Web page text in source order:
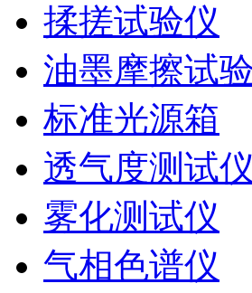
揉搓试验仪
油墨摩擦试
标准光源箱
透气度测试仪
雾化测试仪
气相色谱仪